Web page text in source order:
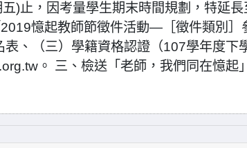
)止，因考量學生期末時間規劃，特延
憶起教師節徵件活動—［徵件類別］
、（三）學籍資格認證（107學年度下
。 三、檢送「老師，我們同在憶起